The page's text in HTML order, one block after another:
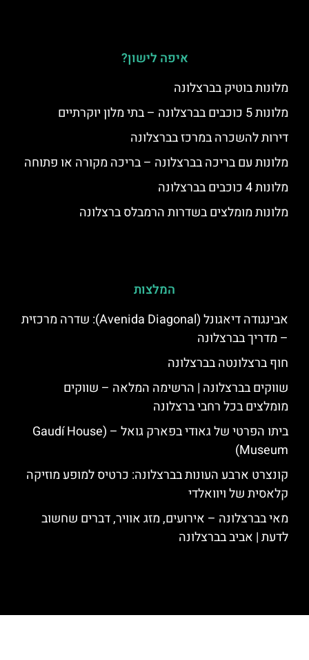
איפה לישון?
מלונות בוטיק בברצלונה
מלונות 5 כוכבים בברצלונה – בתי מלון יוקרתיים
דירות להשכרה במרכז בברצלונה
מלונות עם בריכה בברצלונה – בריכה מקורה או פתוחה
מלונות 4 כוכבים בברצלונה
מלונות מומלצים בשדרות הרמבלס ברצלונה
המלצות
אבינגודה דיאגונל (Avenida Diagonal): שדרה מרכזית
– מדריך בברצלונה
חוף ברצלונטה בברצלונה
שווקים בברצלונה | הרשימה המלאה – שווקים
מומלצים בכל רחבי ברצלונה
ביתו הפרטי של גאודי בפארק גואל – (Gaudí House
Museum)
קונצרט ארבע העונות בברצלונה: כרטיס למופע מוזיקה
קלאסית של ויוואלדי
מאי בברצלונה – אירועים, מזג אוויר, דברים שחשוב
לדעת | אביב בברצלונה